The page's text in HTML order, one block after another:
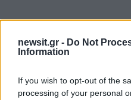
newsit.gr - Do Not
Information
If you wish to opt-out of the
processing of your personal